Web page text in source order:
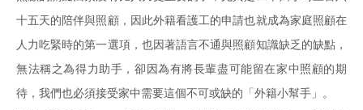
十五天的陪伴與照顧，因此外籍看護工的申請也就成為家庭照顧在
人力吃緊時的第一選項，也因著語言不通與照顧知識缺乏的缺點，
無法稱之為得力助手，卻因為有將長輩盡可能留在家中照顧的期
待，我們也必須接受家中需要這個不可或缺的「外籍小幫手」。